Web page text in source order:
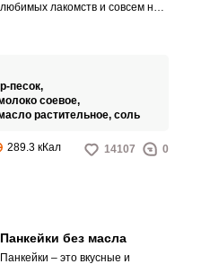
любимых лакомств и совсем не
использовать миндальное.
песок,
соевое,
растительное, соль
289.3 кКал 14107 0
Панкейки без масла
Панкейки – это вкусные и